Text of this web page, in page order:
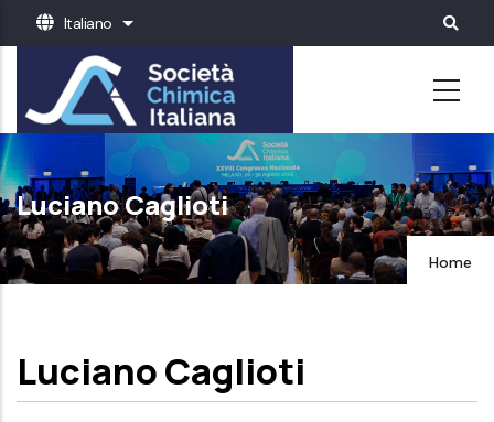
Salta
contenuto
principale
Italiano Mostra ulteriori azioni
Luciano Caglioti
Home
Luciano Caglioti